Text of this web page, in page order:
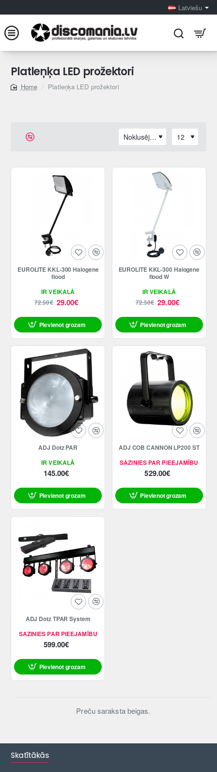
Latviešu
Platleņķa LED prožektori
home
Platleņķa LED prožektori
ATLAIDE
-60%
IR VEIKALĀ
EUROLITE KKL-300 Halogene
flood
29.00€
72.50€
Pievienot grozam
ATLAIDE
-60%
IR VEIKALĀ
EUROLITE KKL-300 Halogene
flood W
29.00€
72.50€
Pievienot grozam
IR VEIKALĀ
ADJ Dotz PAR
145.00€
Pievienot grozam
SAZINIES PAR PIEEJAMĪBU
ADJ COB CANNON LP200 ST
529.00€
Pievienot grozam
SAZINIES PAR PIEEJAMĪBU
ADJ Dotz TPAR System
599.00€
Pievienot grozam
Preču saraksta beigas.
Skatītākās